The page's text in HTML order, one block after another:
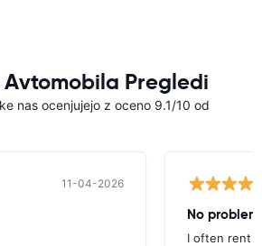
Avtomobila Pregledi
nas ocenjujejo z oceno 9.1/10 od
11-04-2026
No problem
I often rent